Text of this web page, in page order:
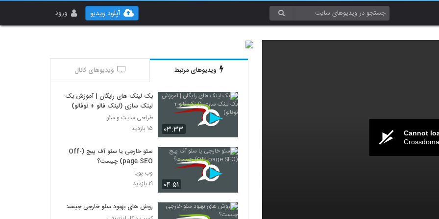
ورود آپلود ویدیو
Cannot
ویدیوهای مرتبط ویدیوهای کانال
۰۳:۳۳
بک لینک های رایگان | آموزش بک
لینک سازی (لینک فالو + نوفالو)
طراحی سایت و سئو
۱۵ بازدید
۰۴:۵۱
سئو خارجی یا سئو آف پیج (Off-
page SEO) چیست؟
وب پویا
۱۹ بازدید
روش های بهبود سئو خارجی چیست؟